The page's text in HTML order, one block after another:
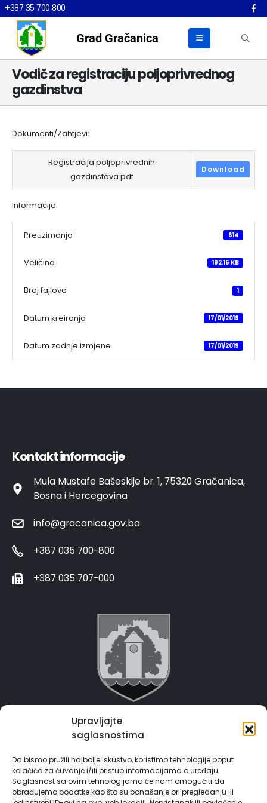
Upravljajte
saglasnostima
Da bismo pružili najbolje iskustvo, koristimo tehnologije poput
kolačića za čuvanje i/ili pristup informacijama o uređaju.
Saglasnost sa ovim tehnologijama će nam omogućiti da
obrađujemo podatke kao što su ponašanje pri pregledanju ili
+387 35 700 800
Grad Gračanica
Vodič za registraciju poljoprivrednog
gazdinstva
Dokumenti/Zahtjevi:
Registracija poljoprivrednih
gazdinstava.pdf
Download
Informacije:
Preuzimanja 614
Veličina 192.16 KB
Broj fajlova 1
Datum kreiranja 17/01/2019
Datum zadnje izmjene 17/01/2019
Kontakt informacije
Mula Mustafe Bašeskije br. 1, 75320 Gračanica,
Bosna i Hercegovina
info@gracanica.gov.ba
+387 035 700-800
+387 035 707-000
Grad Gračanica
E-Matičar